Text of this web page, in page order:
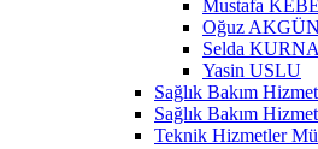
Mustafa
Oğuz AKGÜN
Selda
Yasin USLU
Sağlık Bakım
Sağlık Bakım
Teknik Hizmetler